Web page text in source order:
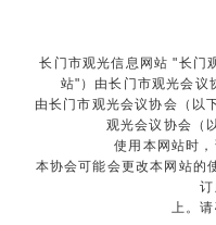
长门市观光信息网站 "长门
站"）由长门市观光会议
由长门市观光会议协会（以
观光会议协会（
使用本网站时，
本协会可能会更改本网站的
上。请